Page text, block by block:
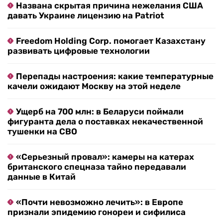
Названа скрытая причина нежелания США
давать Украине лицензию на Patriot
Freedom Holding Corp. помогает Казахстану
развивать цифровые технологии
Перепады настроения: какие температурные
качели ожидают Москву на этой неделе
Ущерб на 700 млн: в Беларуси поймали
фигуранта дела о поставках некачественной
тушенки на СВО
«Серьезный провал»: камеры на катерах
британского спецназа тайно передавали
данные в Китай
«Почти невозможно лечить»: в Европе
признали эпидемию гонореи и сифилиса